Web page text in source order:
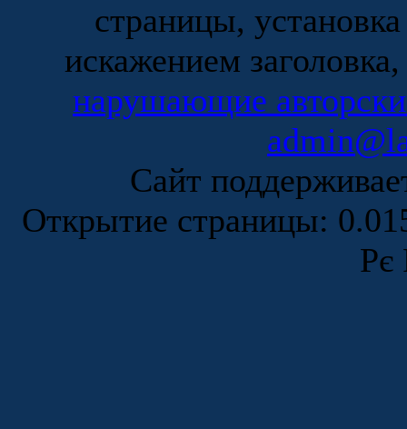
страницы,
искажением
нарушающие
Сайт
Открытие страницы:
Рє